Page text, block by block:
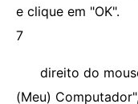
e clique em "OK".
7
direito do
(Meu)